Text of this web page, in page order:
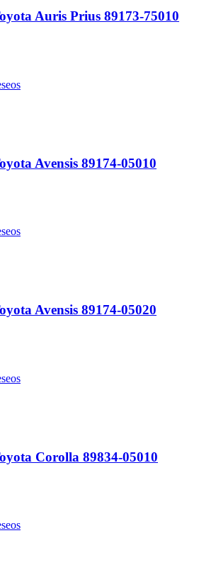
Auris Prius 89173-75010
Avensis 89174-05010
Avensis 89174-05020
Corolla 89834-05010